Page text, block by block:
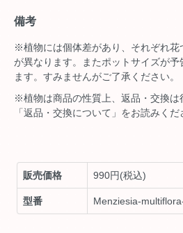
備考
※植物には個体差があり、それぞれ花
が異なります。またポットサイズが予
ます。すみませんがご了承ください。
※植物は商品の性質上、返品・交換は
「返品・交換について」をお読みくだ
販売価格 990円(税込)
型番 Menziesia-